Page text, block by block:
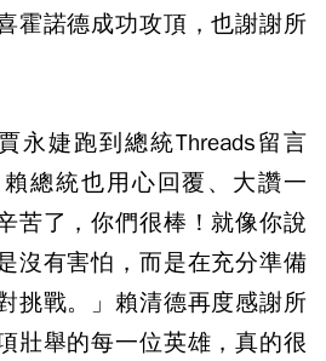
霍諾德成功攻頂，也謝謝所
永婕跑到總統Threads留言
賴總統也用心回覆、大讚一
苦了，你們很棒！就像你說
沒有害怕，而是在充分準備
挑戰。」賴清德再度感謝所
壯舉的每一位英雄，真的很